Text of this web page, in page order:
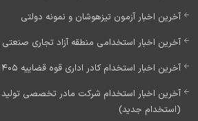
آخرین اخبار آزمون تیزهوشان و نمونه دولتی
آخرین اخبار استخدامی منطقه آزاد تجاری صنعتی 1405
آخرین اخبار استخدام کادر اداری قوه قضاییه 1405 (به زودی)
(استخدام جدید)